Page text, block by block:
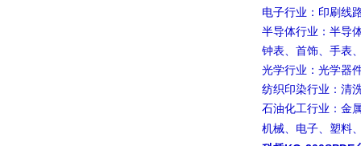
电子行业：印刷线
半导体行业：半导
钟表、首饰、手表
光学行业：光学器
纺织印染行业：清
石油化工行业：金
机械、电子、塑料